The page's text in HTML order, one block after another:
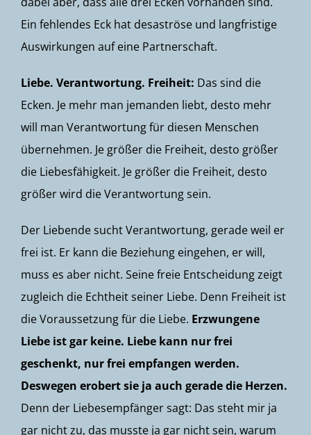
Ein fehlendes Eck hat desaströse und langfristige
Auswirkungen auf eine Partnerschaft.
Liebe. Verantwortung. Freiheit: Das sind die
Ecken. Je mehr man jemanden liebt, desto mehr
will man Verantwortung für diesen Menschen
übernehmen. Je größer die Freiheit, desto größer
die Liebesfähigkeit. Je größer die Freiheit, desto
größer wird die Verantwortung sein.
Der Liebende sucht Verantwortung, gerade weil er
frei ist. Er kann die Beziehung eingehen, er will,
muss es aber nicht. Seine freie Entscheidung zeigt
zugleich die Echtheit seiner Liebe. Denn Freiheit ist
die Voraussetzung für die Liebe. Erzwungene
Liebe ist gar keine. Liebe kann nur frei
geschenkt, nur frei empfangen werden.
Deswegen erobert sie ja auch gerade die Herzen.
Denn der Liebesempfänger sagt: Das steht mir ja
gar nicht zu, das musste ja gar nicht sein, warum